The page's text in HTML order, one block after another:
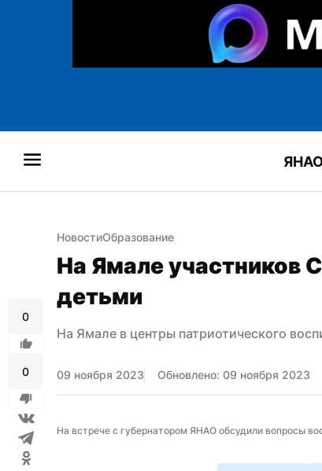
0
0
НовостиОбразование
На Ямале участников
детьми
На Ямале в центры патриотического
09 ноября 2023 Обновлено: 09 ноября 2023
На встрече с губернатором ЯНАО обсудили вопросы